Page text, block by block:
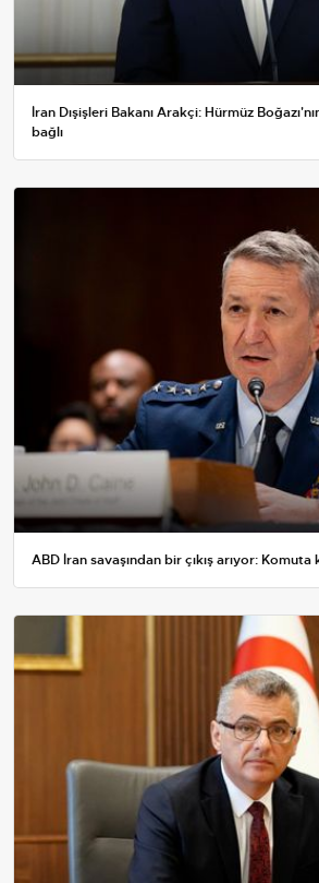
İran Dışişleri Bakanı Arakçi: Hürmüz
bağlı
ABD İran savaşından bir çıkış arıyor: